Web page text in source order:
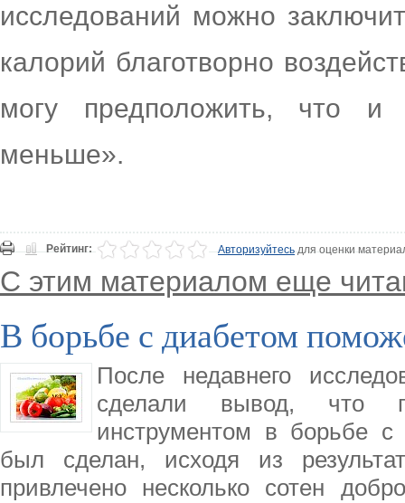
исследований можно
калорий благотворно
могу предположить, что
меньше».
Рейтинг: Авторизуйтесьдля оценки
С этим материалом еще
В борьбе с диабетом
После недавнего
сделали вывод, что
инструментом в борьбе
был сделан, исходя из
привлечено несколько сотен